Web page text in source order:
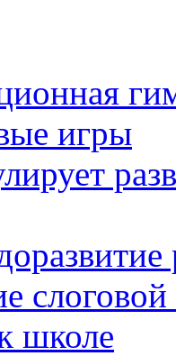
игры
слоговой
школе